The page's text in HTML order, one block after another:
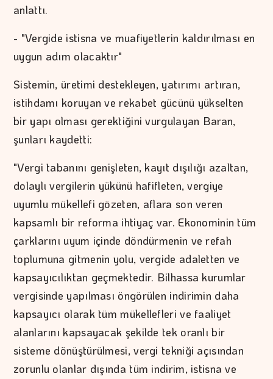
anlattı.
- "Vergide istisna ve muafiyetlerin kaldırılması en
uygun adım olacaktır"
Sistemin, üretimi destekleyen, yatırımı artıran,
istihdamı koruyan ve rekabet gücünü yükselten
bir yapı olması gerektiğini vurgulayan Baran,
şunları kaydetti:
"Vergi tabanını genişleten, kayıt dışılığı azaltan,
dolaylı vergilerin yükünü hafifleten, vergiye
uyumlu mükellefi gözeten, aflara son veren
kapsamlı bir reforma ihtiyaç var. Ekonominin tüm
çarklarını uyum içinde döndürmenin ve refah
toplumuna gitmenin yolu, vergide adaletten ve
kapsayıcılıktan geçmektedir. Bilhassa kurumlar
vergisinde yapılması öngörülen indirimin daha
kapsayıcı olarak tüm mükellefleri ve faaliyet
alanlarını kapsayacak şekilde tek oranlı bir
sisteme dönüştürülmesi, vergi tekniği açısından
zorunlu olanlar dışında tüm indirim, istisna ve